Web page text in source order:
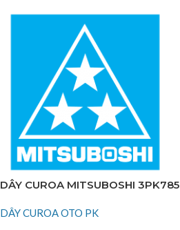
DÂY CUROA MITSUBOSHI 3PK785
DÂY CUROA OTO PK